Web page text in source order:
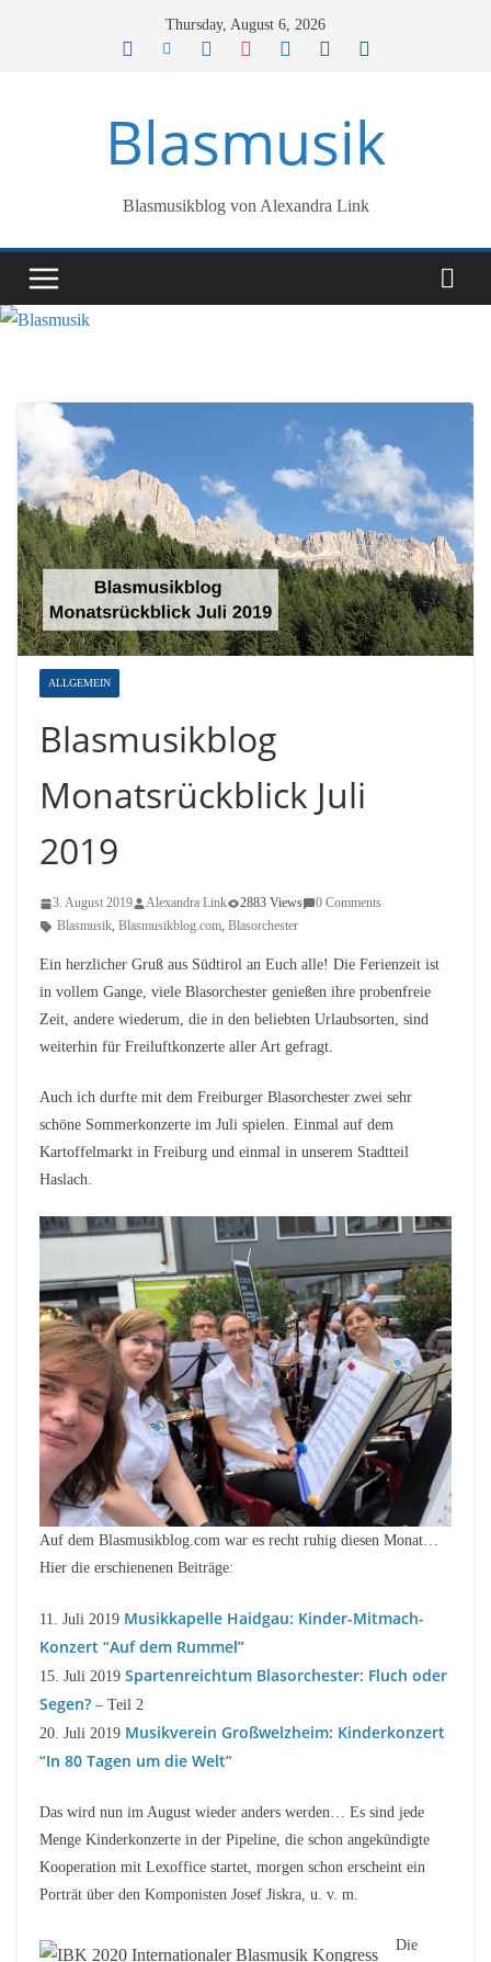
Thursday, August 6, 2026
Blasmusik
Blasmusikblog von Alexandra Link
ALLGEMEIN
Blasmusikblog
Monatsrückblick Juli
2019
3. August 2019 Alexandra Link 2883 Views
0 Comments
Blasmusik, Blasmusikblog.com, Blasorchester
Ein herzlicher Gruß aus Südtirol an Euch alle! Die Ferienzeit ist
in vollem Gange, viele Blasorchester genießen ihre probenfreie
Zeit, andere wiederum, die in den beliebten Urlaubsorten, sind
weiterhin für Freiluftkonzerte aller Art gefragt.
Auch ich durfte mit dem Freiburger Blasorchester zwei sehr
schöne Sommerkonzerte im Juli spielen. Einmal auf dem
Kartoffelmarkt in Freiburg und einmal in unserem Stadtteil
Haslach.
Auf dem Blasmusikblog.com war es recht ruhig diesen Monat…
Hier die erschienenen Beiträge:
11. Juli 2019 Musikkapelle Haidgau: Kinder-Mitmach-
Konzert “Auf dem Rummel”
15. Juli 2019 Spartenreichtum Blasorchester: Fluch oder
Segen? – Teil 2
20. Juli 2019 Musikverein Großwelzheim: Kinderkonzert
“In 80 Tagen um die Welt”
Das wird nun im August wieder anders werden… Es sind jede
Menge Kinderkonzerte in der Pipeline, die schon angekündigte
Kooperation mit Lexoffice startet, morgen schon erscheint ein
Porträt über den Komponisten Josef Jiskra, u. v. m.
Die